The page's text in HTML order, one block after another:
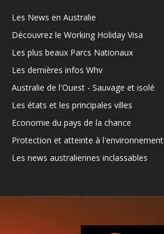
Les News en Australie
Découvrez le Working Holiday Visa
Les plus beaux Parcs Nationaux
Les dernières infos Whv
Australie de l'Ouest - Sauvage et isolé
Les états et les principales villes
Economie du pays de la chance
Protection et atteinte à l'environnement
Les news australiennes inclassables